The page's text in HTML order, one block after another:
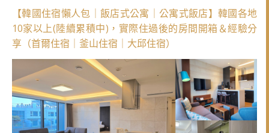
【韓國住宿懶人包｜飯店式公寓｜公寓式飯店】韓國各地
10家以上(陸續累積中)，實際住過後的房間開箱＆經驗分
享（首爾住宿｜釜山住宿｜大邱住宿）